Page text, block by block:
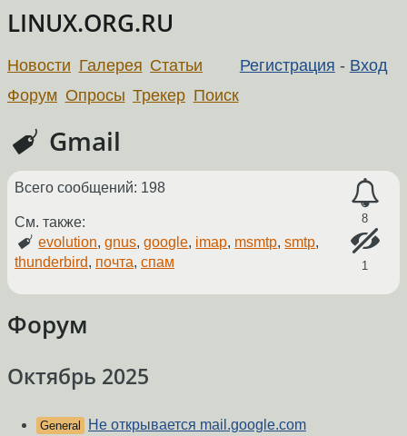
LINUX.ORG.RU
Регистрация - Вход
Новости Галерея Статьи
Форум Опросы Трекер Поиск
Gmail
8
1
Всего сообщений: 198
См. также:
evolution,gnus,google, imap, msmtp,smtp,
thunderbird, почта, спам
Форум
Октябрь 2025
General
Не открывается mail.google.com